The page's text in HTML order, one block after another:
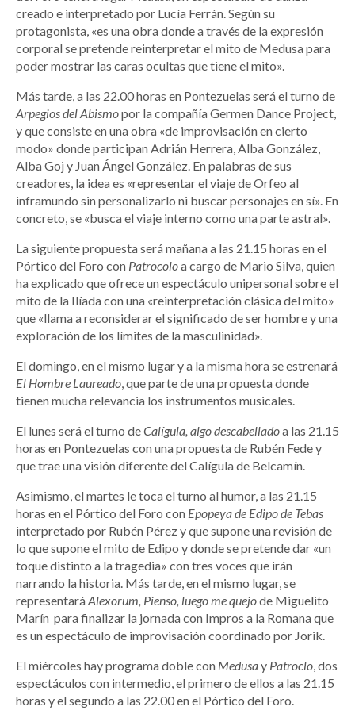
creado e interpretado por Lucía Ferrán. Según su
protagonista, «es una obra donde a través de la expresión
corporal se pretende reinterpretar el mito de Medusa para
poder mostrar las caras ocultas que tiene el mito».
Más tarde, a las 22.00 horas en Pontezuelas será el turno de
Arpegios del Abismopor la compañía Germen Dance Project,
y que consiste en una obra «de improvisación en cierto
modo» donde participan Adrián Herrera, Alba González,
Alba Goj y Juan Ángel González. En palabras de sus
creadores, la idea es «representar el viaje de Orfeo al
inframundo sin personalizarlo ni buscar personajes en sí». En
concreto, se «busca el viaje interno como una parte astral».
La siguiente propuesta será mañana a las 21.15 horas en el
Pórtico del Foro con Patrocoloa cargo de Mario Silva, quien
ha explicado que ofrece un espectáculo unipersonal sobre el
mito de la Ilíada con una «reinterpretación clásica del mito»
que «llama a reconsiderar el significado de ser hombre y una
exploración de los límites de la masculinidad».
El domingo, en el mismo lugar y a la misma hora se estrenará
El Hombre Laureado, que parte de una propuesta donde
tienen mucha relevancia los instrumentos musicales.
El lunes será el turno deCalígula, algo descabelladoa las 21.15
horas en Pontezuelas con una propuesta de Rubén Fede y
que trae una visión diferente del Calígula de Belcamín.
Asimismo, el martes le toca el turno al humor, a las 21.15
horas en el Pórtico del Foro con Epopeya de Edipo de Tebas
interpretado por Rubén Pérez y que supone una revisión de
lo que supone el mito de Edipo y donde se pretende dar «un
toque distinto a la tragedia» con tres voces que irán
narrando la historia. Más tarde, en el mismo lugar, se
representaráAlexorum, Pienso, luego me quejode Miguelito
Marín para finalizar la jornada con Impros a la Romana que
es un espectáculo de improvisación coordinado por Jorik.
El miércoles hay programa doble con Medusay Patroclo, dos
espectáculos con intermedio, el primero de ellos a las 21.15
horas y el segundo a las 22.00 en el Pórtico del Foro.